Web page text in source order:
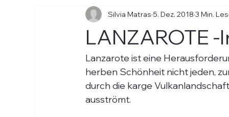
Diverses Essen und Trinken Hotels
LANZAROTE
Silvia Matras 5. Dez. 2018 3 Min.
Lanzarote ist eine
herben Schönheit nicht jeden,
durch die karge
ausströmt.